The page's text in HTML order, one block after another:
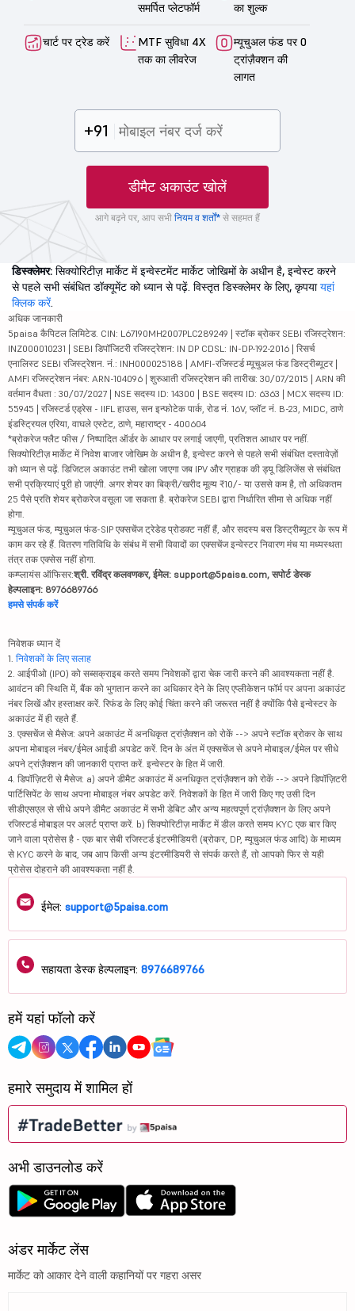
समर्पित प्लेटफॉर्म
का शुल्क
चार्ट पर ट्रेड करें
MTF सुविधा 4X
तक का लीवरेज
म्यूचुअल फंड पर 0
ट्रांज़ैक्शन की
लागत
+91
डीमैट अकाउंट खोलें
आगे बढ़ने पर, आप सभी नियम व शर्तों* से सहमत हैं
डिस्क्लेमर: सिक्योरिटीज़ मार्केट में इन्वेस्टमेंट मार्केट जोखिमों के अधीन है, इन्वेस्ट करने
से पहले सभी संबंधित डॉक्यूमेंट को ध्यान से पढ़ें. विस्तृत डिस्क्लेमर के लिए, कृपयायहां
क्लिक करें.
अधिक जानकारी
5paisa कैपिटल लिमिटेड. CIN: L67190MH2007PLC289249 | स्टॉक ब्रोकर SEBI रजिस्ट्रेशन:
INZ000010231 | SEBI डिपॉजिटरी रजिस्ट्रेशन: IN DP CDSL: IN-DP-192-2016 | रिसर्च
एनालिस्ट SEBI रजिस्ट्रेशन. नं.: INH000025188 | AMFI-रजिस्टर्ड म्यूचुअल फंड डिस्ट्रीब्यूटर |
AMFI रजिस्ट्रेशन नंबर: ARN-104096 | शुरुआती रजिस्ट्रेशन की तारीख: 30/07/2015 | ARN की
वर्तमान वैधता : 30/07/2027 | NSE सदस्य ID: 14300 | BSE सदस्य ID: 6363 | MCX सदस्य ID:
55945 | रजिस्टर्ड एड्रेस - IIFL हाउस, सन इन्फोटेक पार्क, रोड नं. 16V, प्लॉट नं. B-23, MIDC, ठाणे
इंडस्ट्रियल एरिया, वाघले एस्टेट, ठाणे, महाराष्ट्र - 400604
*ब्रोकरेज फ्लैट फीस / निष्पादित ऑर्डर के आधार पर लगाई जाएगी, प्रतिशत आधार पर नहीं.
सिक्योरिटीज़ मार्केट में निवेश बाजार जोखिम के अधीन है, इन्वेस्ट करने से पहले सभी संबंधित दस्तावेज़ों
को ध्यान से पढ़ें. डिजिटल अकाउंट तभी खोला जाएगा जब IPV और ग्राहक की ड्यू डिलिजेंस से संबंधित
सभी प्रक्रियाएं पूरी हो जाएंगी. अगर शेयर का बिक्री/खरीद मूल्य ₹10/- या उससे कम है, तो अधिकतम
25 पैसे प्रति शेयर ब्रोकरेज वसूला जा सकता है. ब्रोकरेज SEBI द्वारा निर्धारित सीमा से अधिक नहीं
होगा.
म्यूचुअल फंड, म्यूचुअल फंड-SIP एक्सचेंज ट्रेडेड प्रोडक्ट नहीं हैं, और सदस्य बस डिस्ट्रीब्यूटर के रूप में
काम कर रहे हैं. वितरण गतिविधि के संबंध में सभी विवादों का एक्सचेंज इन्वेस्टर निवारण मंच या मध्यस्थता
तंत्र तक एक्सेस नहीं होगा.
कम्प्लायंस ऑफिसर:श्री. रविंद्र कलवणकर, ईमेल: support@5paisa.com, सपोर्ट डेस्क
हेल्पलाइन: 8976689766
हमसे संपर्क करें
निवेशक ध्यान दें
1. निवेशकों के लिए सलाह
2. आईपीओ (IPO) को सब्सक्राइब करते समय निवेशकों द्वारा चेक जारी करने की आवश्यकता नहीं है.
आवंटन की स्थिति में, बैंक को भुगतान करने का अधिकार देने के लिए एप्लीकेशन फॉर्म पर अपना अकाउंट
नंबर लिखें और हस्ताक्षर करें. रिफंड के लिए कोई चिंता करने की जरूरत नहीं है क्योंकि पैसे इन्वेस्टर के
अकाउंट में ही रहते हैं.
3. एक्सचेंज से मैसेज: अपने अकाउंट में अनधिकृत ट्रांज़ैक्शन को रोकें --> अपने स्टॉक ब्रोकर के साथ
अपना मोबाइल नंबर/ईमेल आईडी अपडेट करें. दिन के अंत में एक्सचेंज से अपने मोबाइल/ईमेल पर सीधे
अपने ट्रांज़ैक्शन की जानकारी प्राप्त करें. इन्वेस्टर के हित में जारी.
4. डिपॉज़िटरी से मैसेज: a) अपने डीमैट अकाउंट में अनधिकृत ट्रांज़ैक्शन को रोकें --> अपने डिपॉज़िटरी
पार्टिसिपेंट के साथ अपना मोबाइल नंबर अपडेट करें. निवेशकों के हित में जारी किए गए उसी दिन
सीडीएसएल से सीधे अपने डीमैट अकाउंट में सभी डेबिट और अन्य महत्वपूर्ण ट्रांज़ैक्शन के लिए अपने
रजिस्टर्ड मोबाइल पर अलर्ट प्राप्त करें. b) सिक्योरिटीज़ मार्केट में डील करते समय KYC एक बार किए
जाने वाला प्रोसेस है - एक बार सेबी रजिस्टर्ड इंटरमीडियरी (ब्रोकर, DP, म्यूचुअल फंड आदि) के माध्यम
से KYC करने के बाद, जब आप किसी अन्य इंटरमीडियरी से संपर्क करते हैं, तो आपको फिर से यही
प्रोसेस दोहराने की आवश्यकता नहीं है.
ईमेल: support@5paisa.com
सहायता डेस्क हेल्पलाइन: 8976689766
हमें यहां फॉलो करें
हमारे समुदाय में शामिल हों
अभी डाउनलोड करें
अंडर मार्केट लेंस
मार्केट को आकार देने वाली कहानियों पर गहरा असर